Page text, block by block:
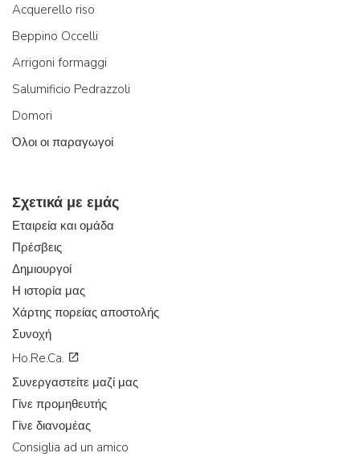
Acquerello riso
Beppino Occelli
Arrigoni formaggi
Salumificio Pedrazzoli
Domori
Όλοι οι παραγωγοί
Σχετικά με εμάς
Εταιρεία και ομάδα
Πρέσβεις
Δημιουργοί
Η ιστορία μας
Χάρτης πορείας αποστολής
Συνοχή
Ho.Re.Ca.
Συνεργαστείτε μαζί μας
Γίνε προμηθευτής
Γίνε διανομέας
Consiglia ad un amico